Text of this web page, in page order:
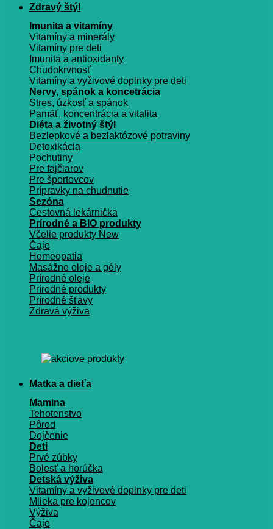
Zdravý štýl
Imunita a vitamíny
Vitamíny a minerály
Vitamíny pre deti
Imunita a antioxidanty
Chudokrvnosť
Vitamíny a vyživové doplnky pre deti
Nervy, spánok a koncetrácia
Stres, úzkosť a spánok
Pamäť, koncentrácia a vitalita
Diéta a životný štýl
Bezlepkové a bezlaktózové potraviny
Detoxikácia
Pochutiny
Pre fajčiarov
Pre športovcov
Prípravky na chudnutie
Sezóna
Cestovná lekárnička
Prírodné a BIO produkty
Včelie produkty
Čaje
Homeopatia
Masážne oleje a gély
Prírodné oleje
Prírodné produkty
Prírodné šťavy
Zdravá výživa
Matka a dieťa
Mamina
Tehotenstvo
Pôrod
Dojčenie
Deti
Prvé zúbky
Bolesť a horúčka
Detská výživa
Vitamíny a vyživové doplnky pre deti
Mlieka pre kojencov
Výživa
Čaje